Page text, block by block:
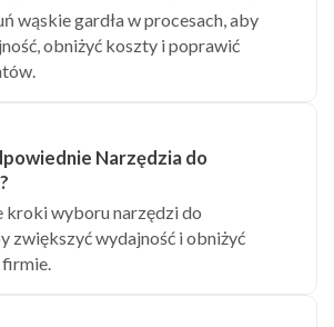
wąskie gardła w procesach, aby
obniżyć koszty i poprawić
Narzędzia do
kroki wyboru narzędzi do
zwiększyć wydajność i obniżyć